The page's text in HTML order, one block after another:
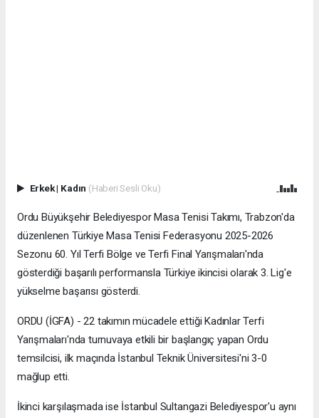
Erkek| Kadın (Haberi Sesli Oku)
Ordu Büyükşehir Belediyespor Masa Tenisi Takımı, Trabzon'da
düzenlenen Türkiye Masa Tenisi Federasyonu 2025-2026
Sezonu 60. Yıl Terfi Bölge ve Terfi Final Yarışmaları'nda
gösterdiği başarılı performansla Türkiye ikincisi olarak 3. Lig'e
yükselme başarısı gösterdi.
ORDU (İGFA) - 22 takımın mücadele ettiği Kadınlar Terfi
Yarışmaları'nda turnuvaya etkili bir başlangıç yapan Ordu
temsilcisi, ilk maçında İstanbul Teknik Üniversitesi'ni 3-0
mağlup etti.
İkinci karşılaşmada ise İstanbul Sultangazi Belediyespor'u aynı